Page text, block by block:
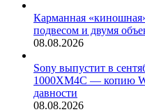
Карманная
подвесом и двумя
08.08.2026
Sony выпустит в
1000XM4C — копию
давности
08.08.2026